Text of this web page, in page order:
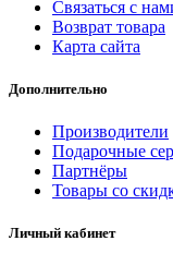
Связаться с
Возврат товара
Карта сайта
Дополнительно
Производители
Подарочные
Партнёры
Товары со
Личный кабинет